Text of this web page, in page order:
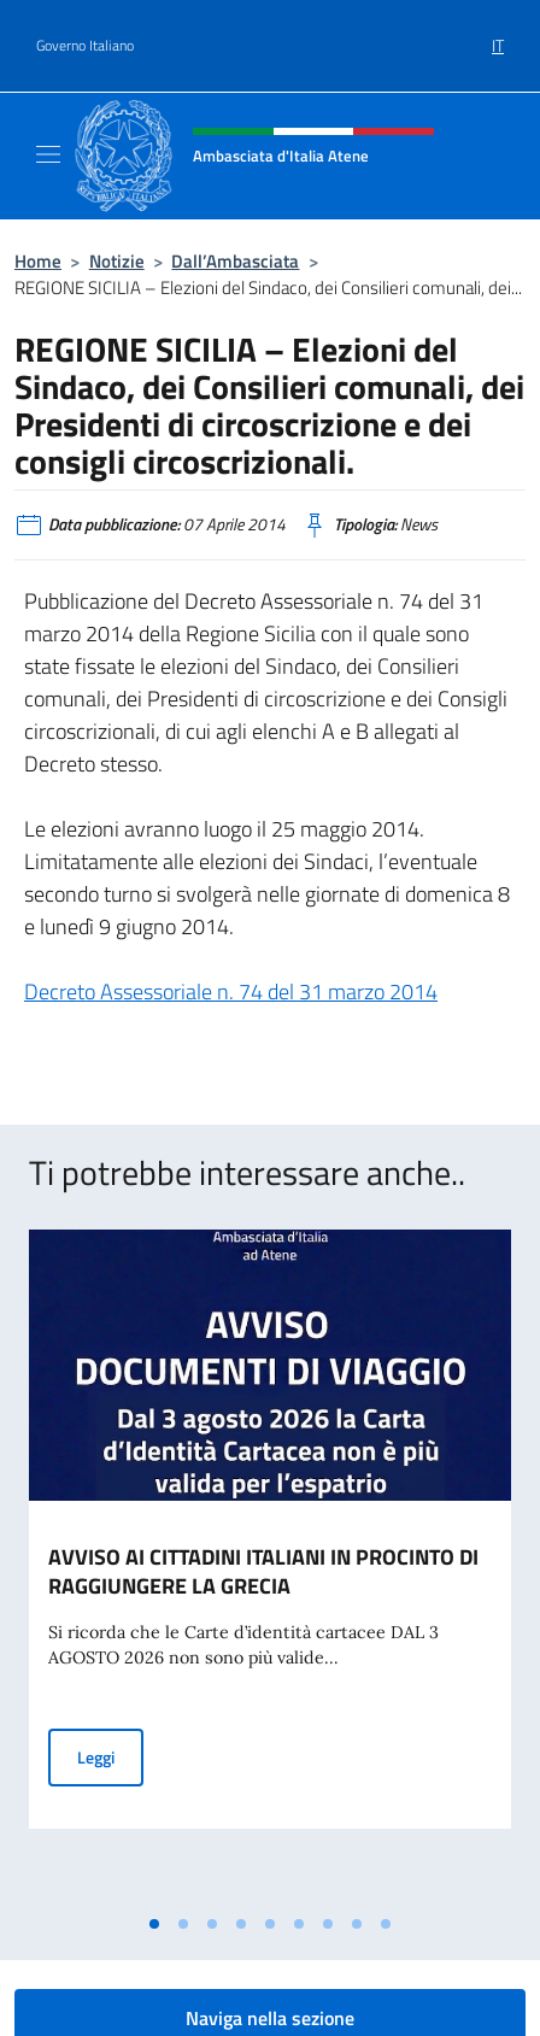
Governo Italiano IT
Intestazione sito, social e menù
Ambasciata d'Italia Atene
Home > Notizie > Dall’Ambasciata >
REGIONE SICILIA – Elezioni del Sindaco, dei Consilieri comunali, dei...
REGIONE SICILIA – Elezioni del
Sindaco, dei Consilieri comunali, dei
Presidenti di circoscrizione e dei
consigli circoscrizionali.
Data pubblicazione:07 Aprile 2014 Tipologia:News
Pubblicazione del Decreto Assessoriale n. 74 del 31
marzo 2014 della Regione Sicilia con il quale sono
state fissate le elezioni del Sindaco, dei Consilieri
comunali, dei Presidenti di circoscrizione e dei Consigli
circoscrizionali, di cui agli elenchi A e B allegati al
Decreto stesso.
Le elezioni avranno luogo il 25 maggio 2014.
Limitatamente alle elezioni dei Sindaci, l’eventuale
secondo turno si svolgerà nelle giornate di domenica 8
e lunedì 9 giugno 2014.
Decreto Assessoriale n. 74 del 31 marzo 2014
Ti potrebbe interessare anche..
AVVISO AI CITTADINI ITALIANI IN PROCINTO DI
RAGGIUNGERE LA GRECIA
Si ricorda che le Carte d’identità cartacee DAL 3
AGOSTO 2026 non sono più valide...
LeggiAVVISO AI CITTADINI ITALIANI IN PROCINTO DI
Naviga nella sezione